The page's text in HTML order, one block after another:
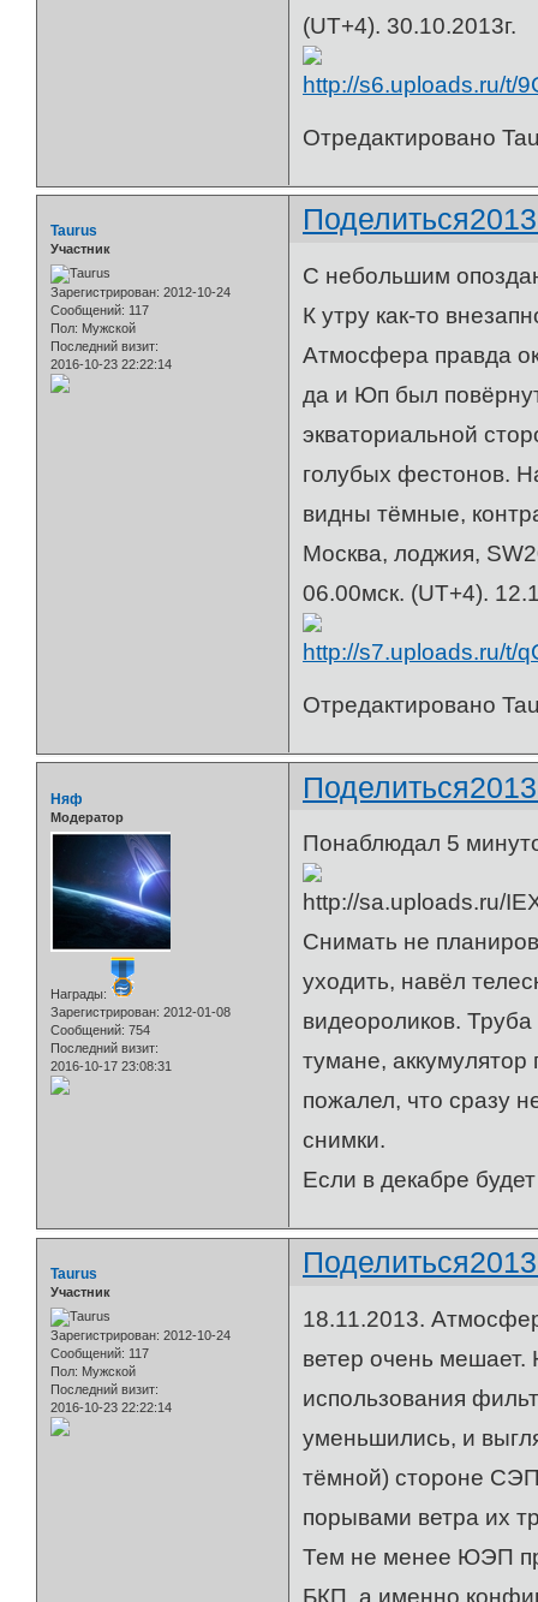
(UT+4). 30.10.2013г.
Отредактировано
Поделиться
Taurus
Участник
Зарегистрирован: 2012-10-24
Сообщений: 117
Пол: Мужской
Последний визит:
2016-10-23 22:22:14
С небольшим
К утру как-то
Атмосфера правда
да и Юп был
экваториальной
голубых фестонов.
видны тёмные,
Москва, лоджия,
06.00мск. (UT+4).
Отредактировано
Поделиться
Няф
Модератор
Награды:
Зарегистрирован: 2012-01-08
Сообщений: 754
Последний визит:
2016-10-17 23:08:31
Понаблюдал 5
Снимать не
уходить, навёл
видеороликов.
тумане,
пожалел, что сразу
снимки.
Если в декабре
Поделиться
Taurus
Участник
Зарегистрирован: 2012-10-24
Сообщений: 117
Пол: Мужской
Последний визит:
2016-10-23 22:22:14
18.11.2013.
ветер очень мешает.
использования
уменьшились, и
тёмной) стороне
порывами ветра их
Тем не менее ЮЭП
БКП, а именно